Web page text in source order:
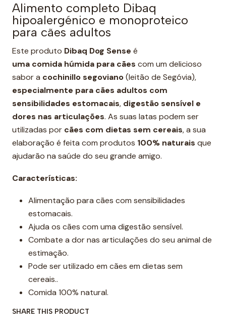
Alimento completo Dibaq
hipoalergénico e monoproteico
para cães adultos
Este produto Dibaq Dog Sense é
uma comida húmida para cães com um delicioso
sabor a cochinillo segoviano(leitão de Segóvia),
especialmente para cães adultos com
sensibilidades estomacais, digestão sensível e
dores nas articulações. As suas latas podem ser
utilizadas por cães com dietas sem cereais, a sua
elaboração é feita com produtos 100% naturais que
ajudarão na saúde do seu grande amigo.
Características:
Alimentação para cães com sensibilidades
estomacais.
Ajuda os cães com uma digestão sensível.
Combate a dor nas articulações do seu animal de
estimação.
Pode ser utilizado em cães em dietas sem
cereais..
Comida 100% natural.
SHARE THIS PRODUCT